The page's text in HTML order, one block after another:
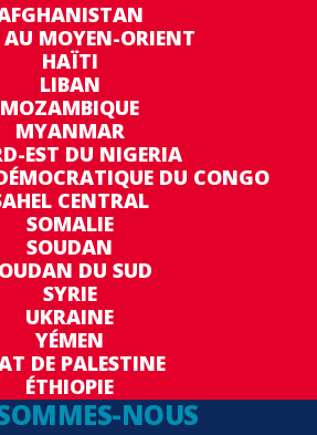
AU MOYEN-ORIENT
HAÏTI
LIBAN
MOZAMBIQUE
MYANMAR
EST DU NIGERIA
DU CONGO
CENTRAL
SOMALIE
SOUDAN
DU SUD
SYRIE
UKRAINE
YÉMEN
DE PALESTINE
ÉTHIOPIE
NOUS